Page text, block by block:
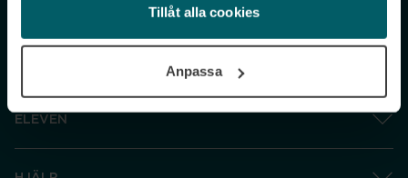
under ”Inställningar” kan anpassa användningen av
cookies. Du kan återkalla ditt samtycke när som helst.
Tillåt alla cookies
Anpassa
ELEVEN